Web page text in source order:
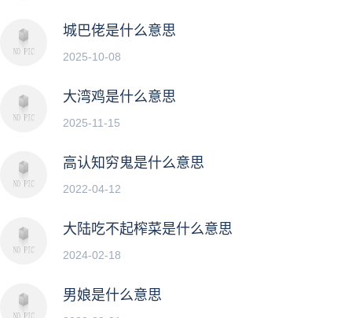
城巴佬是什么意思
2025-10-08
大湾鸡是什么意思
2025-11-15
高认知穷鬼是什么意思
2022-04-12
大陆吃不起榨菜是什么意思
2024-02-18
男娘是什么意思